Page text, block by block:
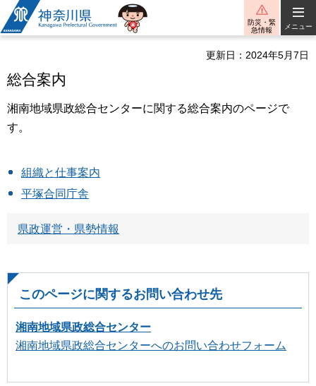
神奈川県
防災・緊
急情報
メニュー
更新日：2024年5月7日
総合案内
湘南地域県政総合センターに関する総合案内のページで
す。
組織と仕事案内
平塚合同庁舎
県政運営・県勢情報
このページに関するお問い合わせ先
湘南地域県政総合センター
湘南地域県政総合センターへのお問い合わせフォーム